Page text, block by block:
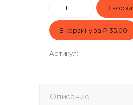
В корзину за ₽ 35.00
Артикул:
Описание